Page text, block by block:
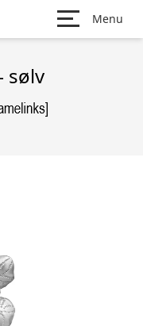
Menu
sølv